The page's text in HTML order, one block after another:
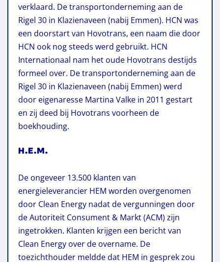
verklaard. De transportonderneming aan de
Rigel 30 in Klazienaveen (nabij Emmen). HCN was
een doorstart van Hovotrans, een naam die door
HCN ook nog steeds werd gebruikt. HCN
Internationaal nam het oude Hovotrans destijds
formeel over. De transportonderneming aan de
Rigel 30 in Klazienaveen (nabij Emmen) werd
door eigenaresse Martina Valke in 2011 gestart
en zij deed bij Hovotrans voorheen de
boekhouding.
H.E.M.
De ongeveer 13.500 klanten van
energieleverancier HEM worden overgenomen
door Clean Energy nadat de vergunningen door
de Autoriteit Consument & Markt (ACM) zijn
ingetrokken. Klanten krijgen een bericht van
Clean Energy over de overname. De
toezichthouder meldde dat HEM in gesprek zou